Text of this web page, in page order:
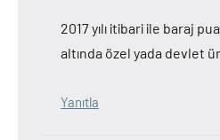
2017 yılı itibari ile baraj
altında özel yada devlet
Yanıtla